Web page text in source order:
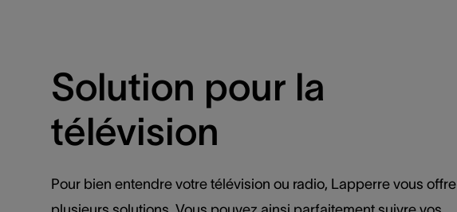
Solution pour la
télévision
Pour bien entendre votre télévision ou radio, Lapperre vous offre